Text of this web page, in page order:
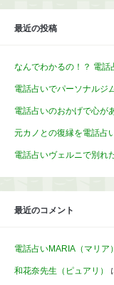
最近の投稿
なんでわかるの！？ 電話
電話占いでパーソナルジ
電話占いのおかげで心が
元カノとの復縁を電話占
電話占いヴェルニで別れ
最近のコメント
電話占いMARIA（マリア）
和花奈先生（ピュアリ）